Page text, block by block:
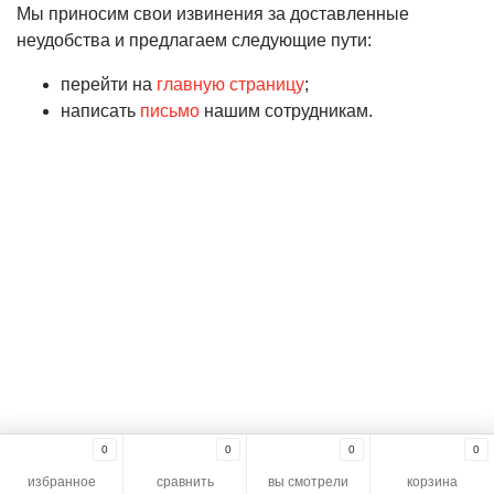
Мы приносим свои извинения за доставленные
неудобства и предлагаем следующие пути:
перейти на главную страницу;
написать письмо нашим сотрудникам.
0
избранное
0
сравнить
0
вы смотрели
0
корзина